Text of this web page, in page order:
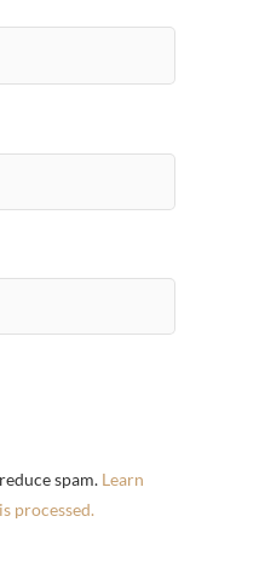
spam. Learn
processed.